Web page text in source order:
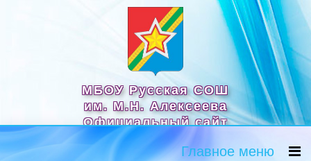
МБОУ Русская СОШ
им. М.Н. Алексеева
Официальный сайт
Главное меню